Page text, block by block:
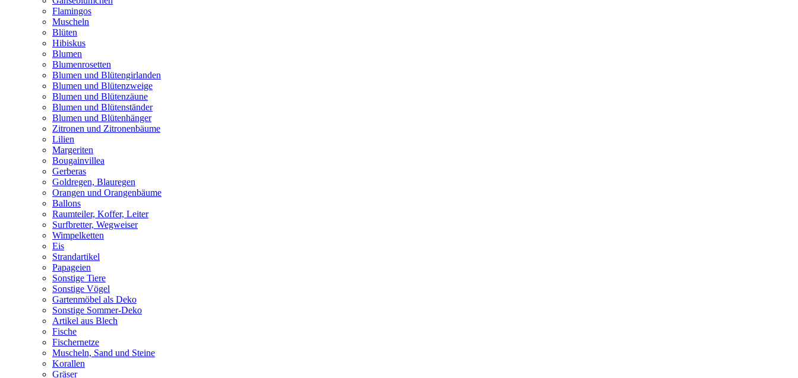
Flamingos
Muscheln
Blüten
Hibiskus
Blumen
Blumenrosetten
Blumen und Blütengirlanden
Blumen und Blütenzweige
Blumen und Blütenzäune
Blumen und Blütenständer
Blumen und Blütenhänger
Zitronen und Zitronenbäume
Lilien
Margeriten
Bougainvillea
Gerberas
Goldregen, Blauregen
Orangen und Orangenbäume
Ballons
Raumteiler, Koffer, Leiter
Surfbretter, Wegweiser
Wimpelketten
Eis
Strandartikel
Papageien
Sonstige Tiere
Sonstige Vögel
Gartenmöbel als Deko
Sonstige Sommer-Deko
Artikel aus Blech
Fische
Fischernetze
Muscheln, Sand und Steine
Korallen
Gräser